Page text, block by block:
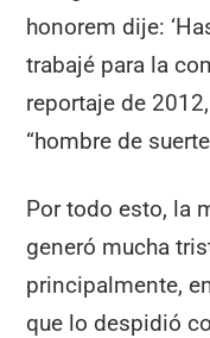
honorem dije:
trabajé para la
reportaje de
“hombre de
Por todo esto, la
generó mucha
principalmente,
que lo despidió